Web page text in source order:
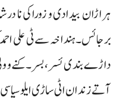
ہراڑان بیدادی و زوراکی نا
برجا ئس۔ ہنداخہ سے ٹی علی احمد
داڑے بندی ئسر، بسر۔ کنے و
آتے زندان اٹی ساڑی ایلو